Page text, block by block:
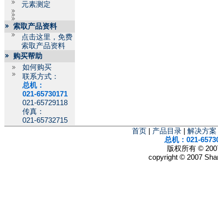
元素测定
索取产品资料
点击这里，免费
索取产品资料
购买帮助
如何购买
联系方式：
总机：
021-65730171
021-65729118
传真：
021-65732715
首页 产品目录 解决方案
总机：021-
版权所有 ©
copyright © 2007